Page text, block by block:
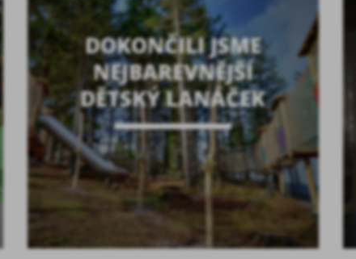
DOKONČILI JSME
NEJBAREVNĚJŠÍ
DĚTSKÝ LANÁČEK